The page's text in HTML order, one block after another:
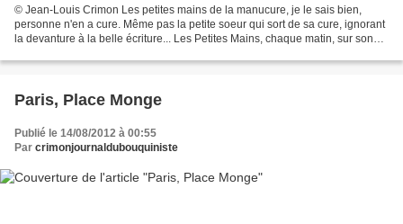
© Jean-Louis Crimon Les petites mains de la manucure, je le sais bien,
personne n'en a cure. Même pas la petite soeur qui sort de sa cure, ignorant
la devanture à la belle écriture... Les Petites Mains, chaque matin, sur son
Paris, Place Monge
Publié le 14/08/2012 à 00:55
Par crimonjournaldubouquiniste